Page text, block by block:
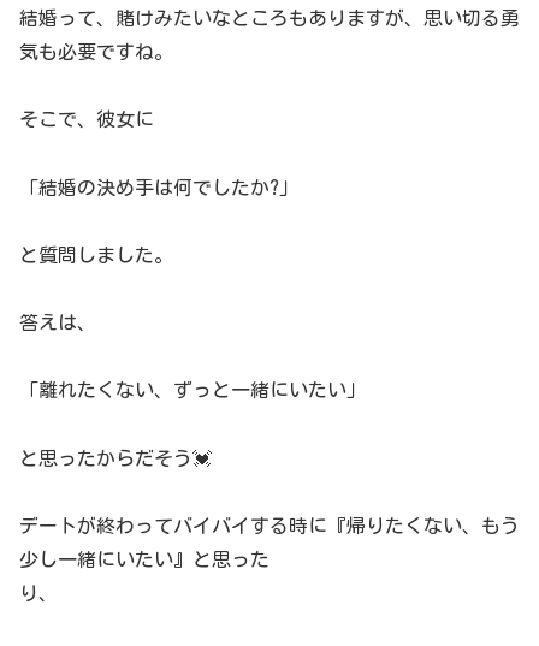
結婚って、賭けみたいなところもありますが、思い切る勇
気も必要ですね。
そこで、彼女に
「結婚の決め手は何でしたか?」
と質問しました。
答えは、
「離れたくない、ずっと一緒にいたい」
と思ったからだそう💓
デートが終わってバイバイする時に『帰りたくない、もう
少し一緒にいたい』と思った
り、